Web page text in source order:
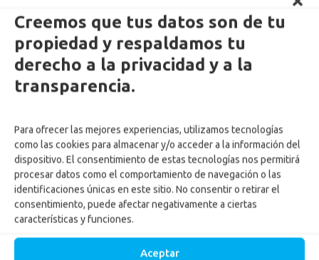
Creemos que tus datos son de tu
propiedad y respaldamos tu
derecho a la privacidad y a la
transparencia.
Para ofrecer las mejores experiencias, utilizamos tecnologías
como las cookies para almacenar y/o acceder a la información del
dispositivo. El consentimiento de estas tecnologías nos permitirá
procesar datos como el comportamiento de navegación o las
identificaciones únicas en este sitio. No consentir o retirar el
consentimiento, puede afectar negativamente a ciertas
características y funciones.
Aceptar